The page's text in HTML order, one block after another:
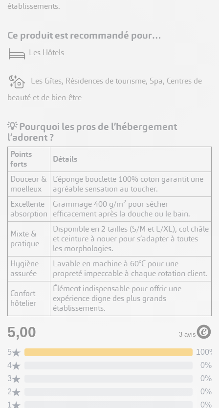
établissements.
Ce produit est recommandé pour…
Les Hôtels
Les Gîtes, Résidences de tourisme, Spa, Centres de
beauté et de bien-être
💡 Pourquoi les pros de l’hébergement
l’adorent ?
Points
forts
Détails
Douceur &
moelleux
L’éponge bouclette 100% coton garantit une
agréable sensation au toucher.
Excellente
absorption
Grammage 400 g/m² pour sécher
efficacement après la douche ou le bain.
Mixte &
pratique
Disponible en 2 tailles (S/M et L/XL), col châle
et ceinture à nouer pour s’adapter à toutes
les morphologies.
Hygiène
assurée
Lavable en machine à 60°C pour une
propreté impeccable à chaque rotation client.
Confort
hôtelier
Élément indispensable pour offrir une
expérience digne des plus grands
établissements.